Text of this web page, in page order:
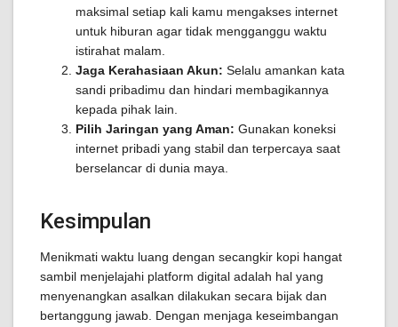
maksimal setiap kali kamu mengakses internet
untuk hiburan agar tidak mengganggu waktu
istirahat malam.
Jaga Kerahasiaan Akun: Selalu amankan kata
sandi pribadimu dan hindari membagikannya
kepada pihak lain.
Pilih Jaringan yang Aman: Gunakan koneksi
internet pribadi yang stabil dan terpercaya saat
berselancar di dunia maya.
Kesimpulan
Menikmati waktu luang dengan secangkir kopi hangat
sambil menjelajahi platform digital adalah hal yang
menyenangkan asalkan dilakukan secara bijak dan
bertanggung jawab. Dengan menjaga keseimbangan